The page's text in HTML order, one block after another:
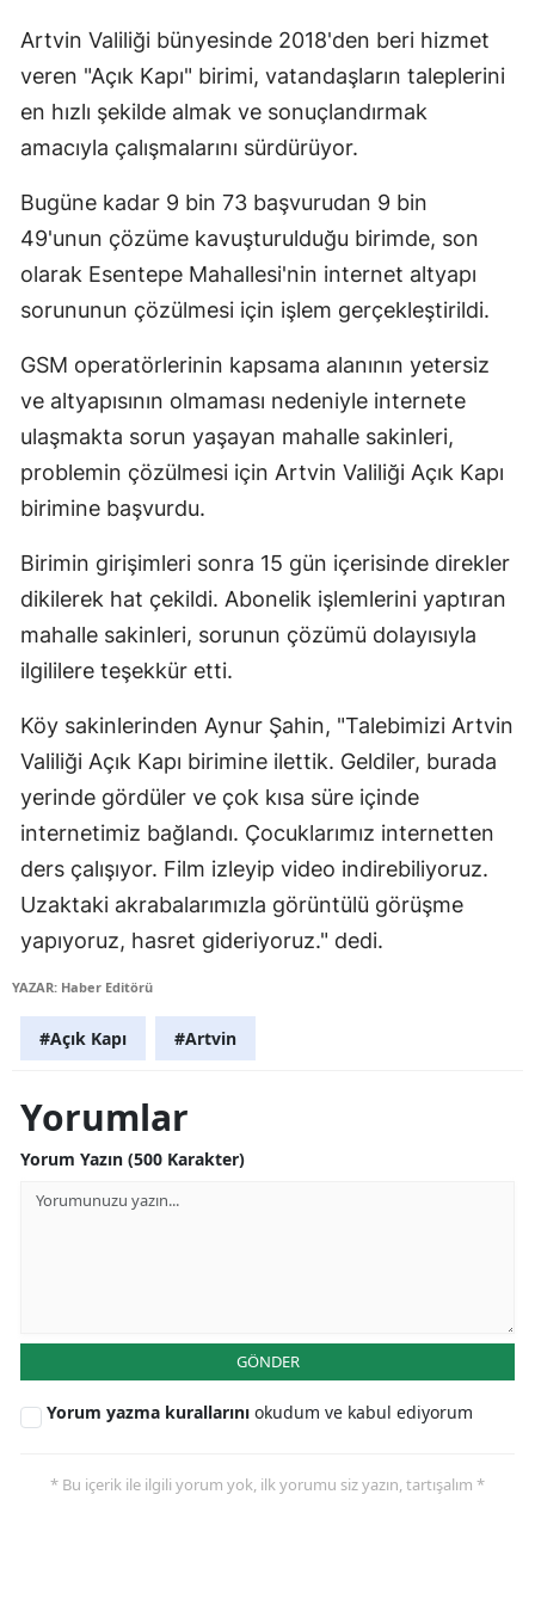
Elazığ
Erzincan
Eskişehir
Gaziantep
Giresun
Gümüşhane
Hakkari
Hatay
Mersin
İstanbul
Kastamonu
Kayseri
Kırklareli
Kırşehir
Kocaeli
Muş
Ordu
Artvin Valiliği bünyesinde 2018'den beri hizmet
veren "Açık Kapı" birimi, vatandaşların taleplerini
en hızlı şekilde almak ve sonuçlandırmak
amacıyla çalışmalarını sürdürüyor.
Bugüne kadar 9 bin 73 başvurudan 9 bin
49'unun çözüme kavuşturulduğu birimde, son
olarak Esentepe Mahallesi'nin internet altyapı
sorununun çözülmesi için işlem gerçekleştirildi.
GSM operatörlerinin kapsama alanının yetersiz
ve altyapısının olmaması nedeniyle internete
ulaşmakta sorun yaşayan mahalle sakinleri,
problemin çözülmesi için Artvin Valiliği Açık Kapı
birimine başvurdu.
Birimin girişimleri sonra 15 gün içerisinde direkler
dikilerek hat çekildi. Abonelik işlemlerini yaptıran
mahalle sakinleri, sorunun çözümü dolayısıyla
ilgililere teşekkür etti.
Köy sakinlerinden Aynur Şahin, "Talebimizi Artvin
Valiliği Açık Kapı birimine ilettik. Geldiler, burada
yerinde gördüler ve çok kısa süre içinde
internetimiz bağlandı. Çocuklarımız internetten
ders çalışıyor. Film izleyip video indirebiliyoruz.
Uzaktaki akrabalarımızla görüntülü görüşme
yapıyoruz, hasret gideriyoruz." dedi.
YAZAR: Haber Editörü
#Açık Kapı #Artvin
Yorumlar
Yorum Yazın (500 Karakter)
GÖNDER
Yorum yazma kurallarını okudum ve kabul ediyorum
* Bu içerik ile ilgili yorum yok, ilk yorumu siz yazın, tartışalım *